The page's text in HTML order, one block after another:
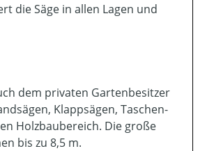
die Säge in allen Lagen und
dem privaten Gartenbesitzer
Klappsägen, Taschen-
Holzbaubereich. Die große
bis zu 8,5 m.